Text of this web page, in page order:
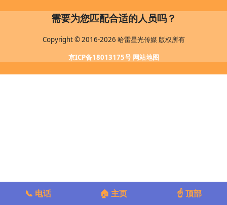
📞 电话 🏠 主页 ☝️ 顶部
需要为您匹配合适的人员吗？
Copyright © 2016-2026 哈雷星光传媒 版权所有
京ICP备18013175号 网站地图